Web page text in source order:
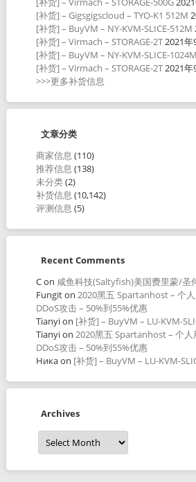
[补货] – Gigsgigscloud – TYO-K1 512M
[补货] – BuyVM – NY-KVM-SLICE-512M
[补货] – Virmach – STORAGE-2T2021年
[补货] – BuyVM – NY-KVM-SLICE-1024M
[补货] – Virmach – STORAGE-2T2021年
>>>更多补货信息
文章分类
商家信息 (110)
推荐信息 (138)
未分类(2)
补货信息 (10,142)
评测信息 (5)
Recent Comments
Con 咸鱼科技(Saltyfish)美国费里蒙/圣
Fungiton 2020黑五 Spartanhost – 个
DDoS攻击 – 50%到55%优惠
Tianyion [补货] – BuyVM – LU-KVM-
Tianyion 2020黑五 Spartanhost – 个
DDoS攻击 – 50%到55%优惠
Никаon [补货] – BuyVM – LU-KVM-
Archives
Archives